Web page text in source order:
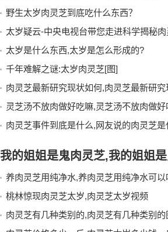
野生太岁肉灵芝到底吃什么东西？
太岁疑云-中央电视台带您走进科学揭秘肉
太岁是什么东西,太岁是怎么形成的?
千年难解之谜:太岁肉灵芝[图]
肉灵芝最新研究现状如何,肉灵芝最新研
灵芝汤不放肉做好吃嘛,灵芝汤不放肉做
肉灵芝事件到底是什么,网友说的肉灵芝是
我的姐姐是鬼肉灵芝,我的姐姐
养肉灵芝用纯净水,养肉灵芝用纯净水可以
桃林惊现肉灵芝太岁,肉灵芝太岁视频
肉灵芝有几种类别的,肉灵芝有几种类别的